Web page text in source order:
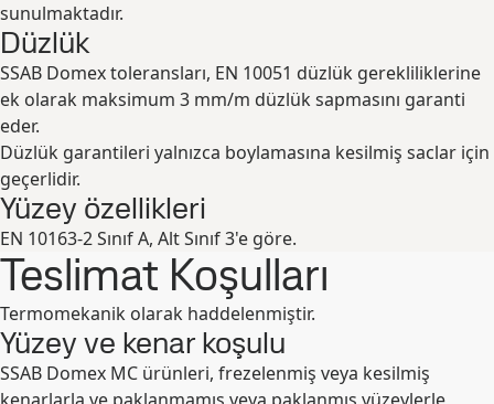
sunulmaktadır.
Düzlük
SSAB Domex toleransları, EN 10051 düzlük gerekliliklerine
ek olarak maksimum 3 mm/m düzlük sapmasını garanti
eder.
Düzlük garantileri yalnızca boylamasına kesilmiş saclar için
geçerlidir.
Yüzey özellikleri
EN 10163-2 Sınıf A, Alt Sınıf 3'e göre.
Teslimat Koşulları
Termomekanik olarak haddelenmiştir.
Yüzey ve kenar koşulu
SSAB Domex MC ürünleri, frezelenmiş veya kesilmiş